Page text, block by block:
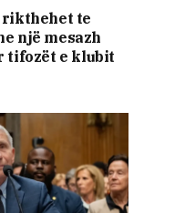
te
një mesazh
tifozët e klubit